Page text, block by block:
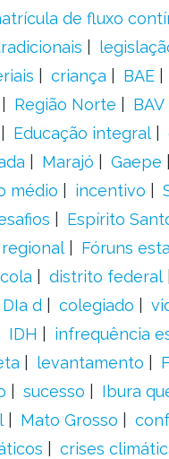
de fluxo
criança BAE
Região Norte BAV
Educação integral
Marajó Gaepe
médio incentivo
Espírito
Fóruns
distrito federal
DIa d colegiado
IDH infrequência
levantamento
sucesso Ibura
Mato Grosso
crises